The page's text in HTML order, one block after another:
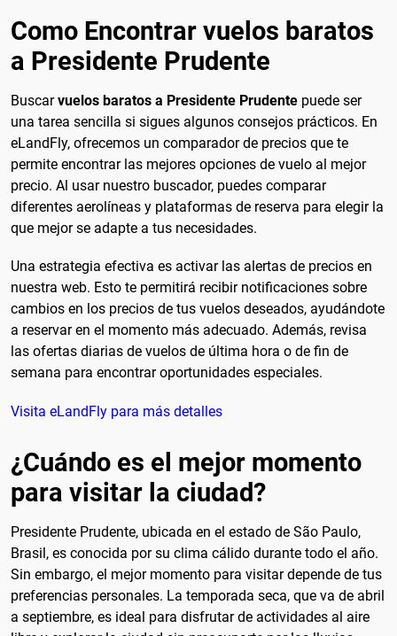
Como Encontrar vuelos baratos
a Presidente Prudente
Buscarvuelos baratos a Presidente Prudente puede ser
una tarea sencilla si sigues algunos consejos prácticos. En
eLandFly, ofrecemos un comparador de precios que te
permite encontrar las mejores opciones de vuelo al mejor
precio. Al usar nuestro buscador, puedes comparar
diferentes aerolíneas y plataformas de reserva para elegir la
que mejor se adapte a tus necesidades.
Una estrategia efectiva es activar las alertas de precios en
nuestra web. Esto te permitirá recibir notificaciones sobre
cambios en los precios de tus vuelos deseados, ayudándote
a reservar en el momento más adecuado. Además, revisa
las ofertas diarias de vuelos de última hora o de fin de
semana para encontrar oportunidades especiales.
Visita eLandFly para más detalles
¿Cuándo es el mejor momento
para visitar la ciudad?
Presidente Prudente, ubicada en el estado de São Paulo,
Brasil, es conocida por su clima cálido durante todo el año.
Sin embargo, el mejor momento para visitar depende de tus
preferencias personales. La temporada seca, que va de abril
a septiembre, es ideal para disfrutar de actividades al aire